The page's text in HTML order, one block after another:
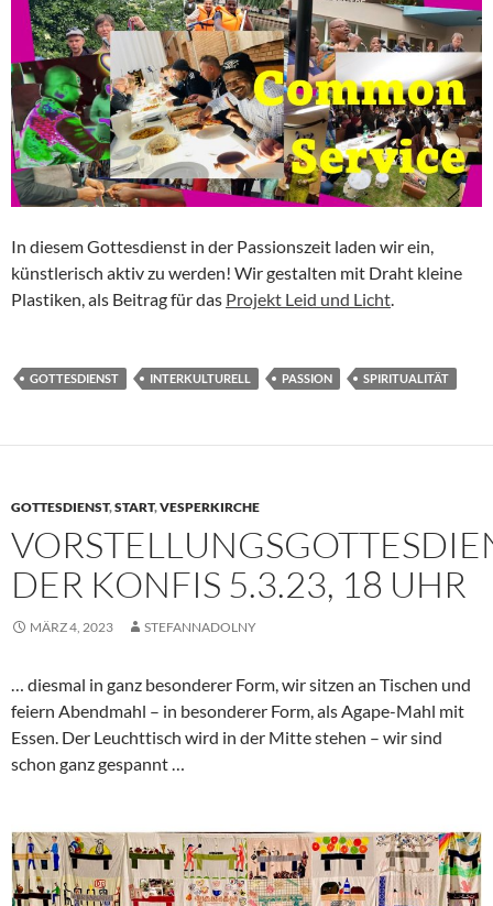
In diesem Gottesdienst in der Passionszeit laden wir ein,
künstlerisch aktiv zu werden! Wir gestalten mit Draht kleine
Plastiken, als Beitrag für das Projekt Leid und Licht
GOTTESDIENST INTERKULTURELL PASSION SPIRITUALITÄT
GOTTESDIENST,START,VESPERKIRCHE
DER KONFIS 5.3.23, 18 UHR
MÄRZ 4, 2023 STEFANNADOLNY
… diesmal in ganz besonderer Form, wir sitzen an Tischen und
feiern Abendmahl – in besonderer Form, als Agape-Mahl mit
Essen. Der Leuchttisch wird in der Mitte stehen – wir sind
schon ganz gespannt …